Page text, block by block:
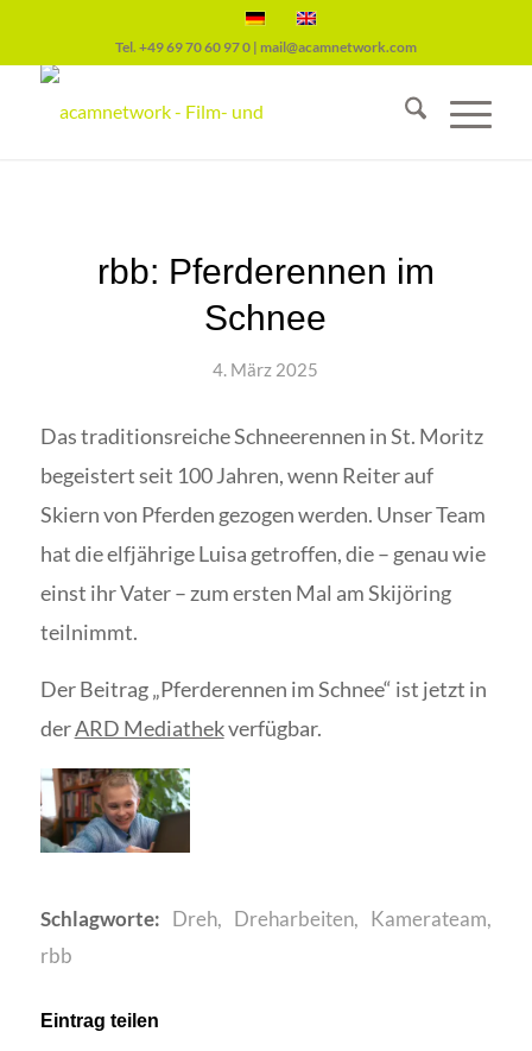
Tel. +49 69 70 60 97 0| mail@acamnetwork.com
rbb: Pferderennen im
Schnee
4. März 2025
Das traditionsreiche Schneerennen in St. Moritz
begeistert seit 100 Jahren, wenn Reiter auf
Skiern von Pferden gezogen werden. Unser Team
hat die elfjährige Luisa getroffen, die – genau wie
einst ihr Vater – zum ersten Mal am Skijöring
teilnimmt.
Der Beitrag „Pferderennen im Schnee“ ist jetzt in
derARD Mediathekverfügbar.
Schlagworte: Dreh, Dreharbeiten, Kamerateam,
rbb
Eintrag teilen